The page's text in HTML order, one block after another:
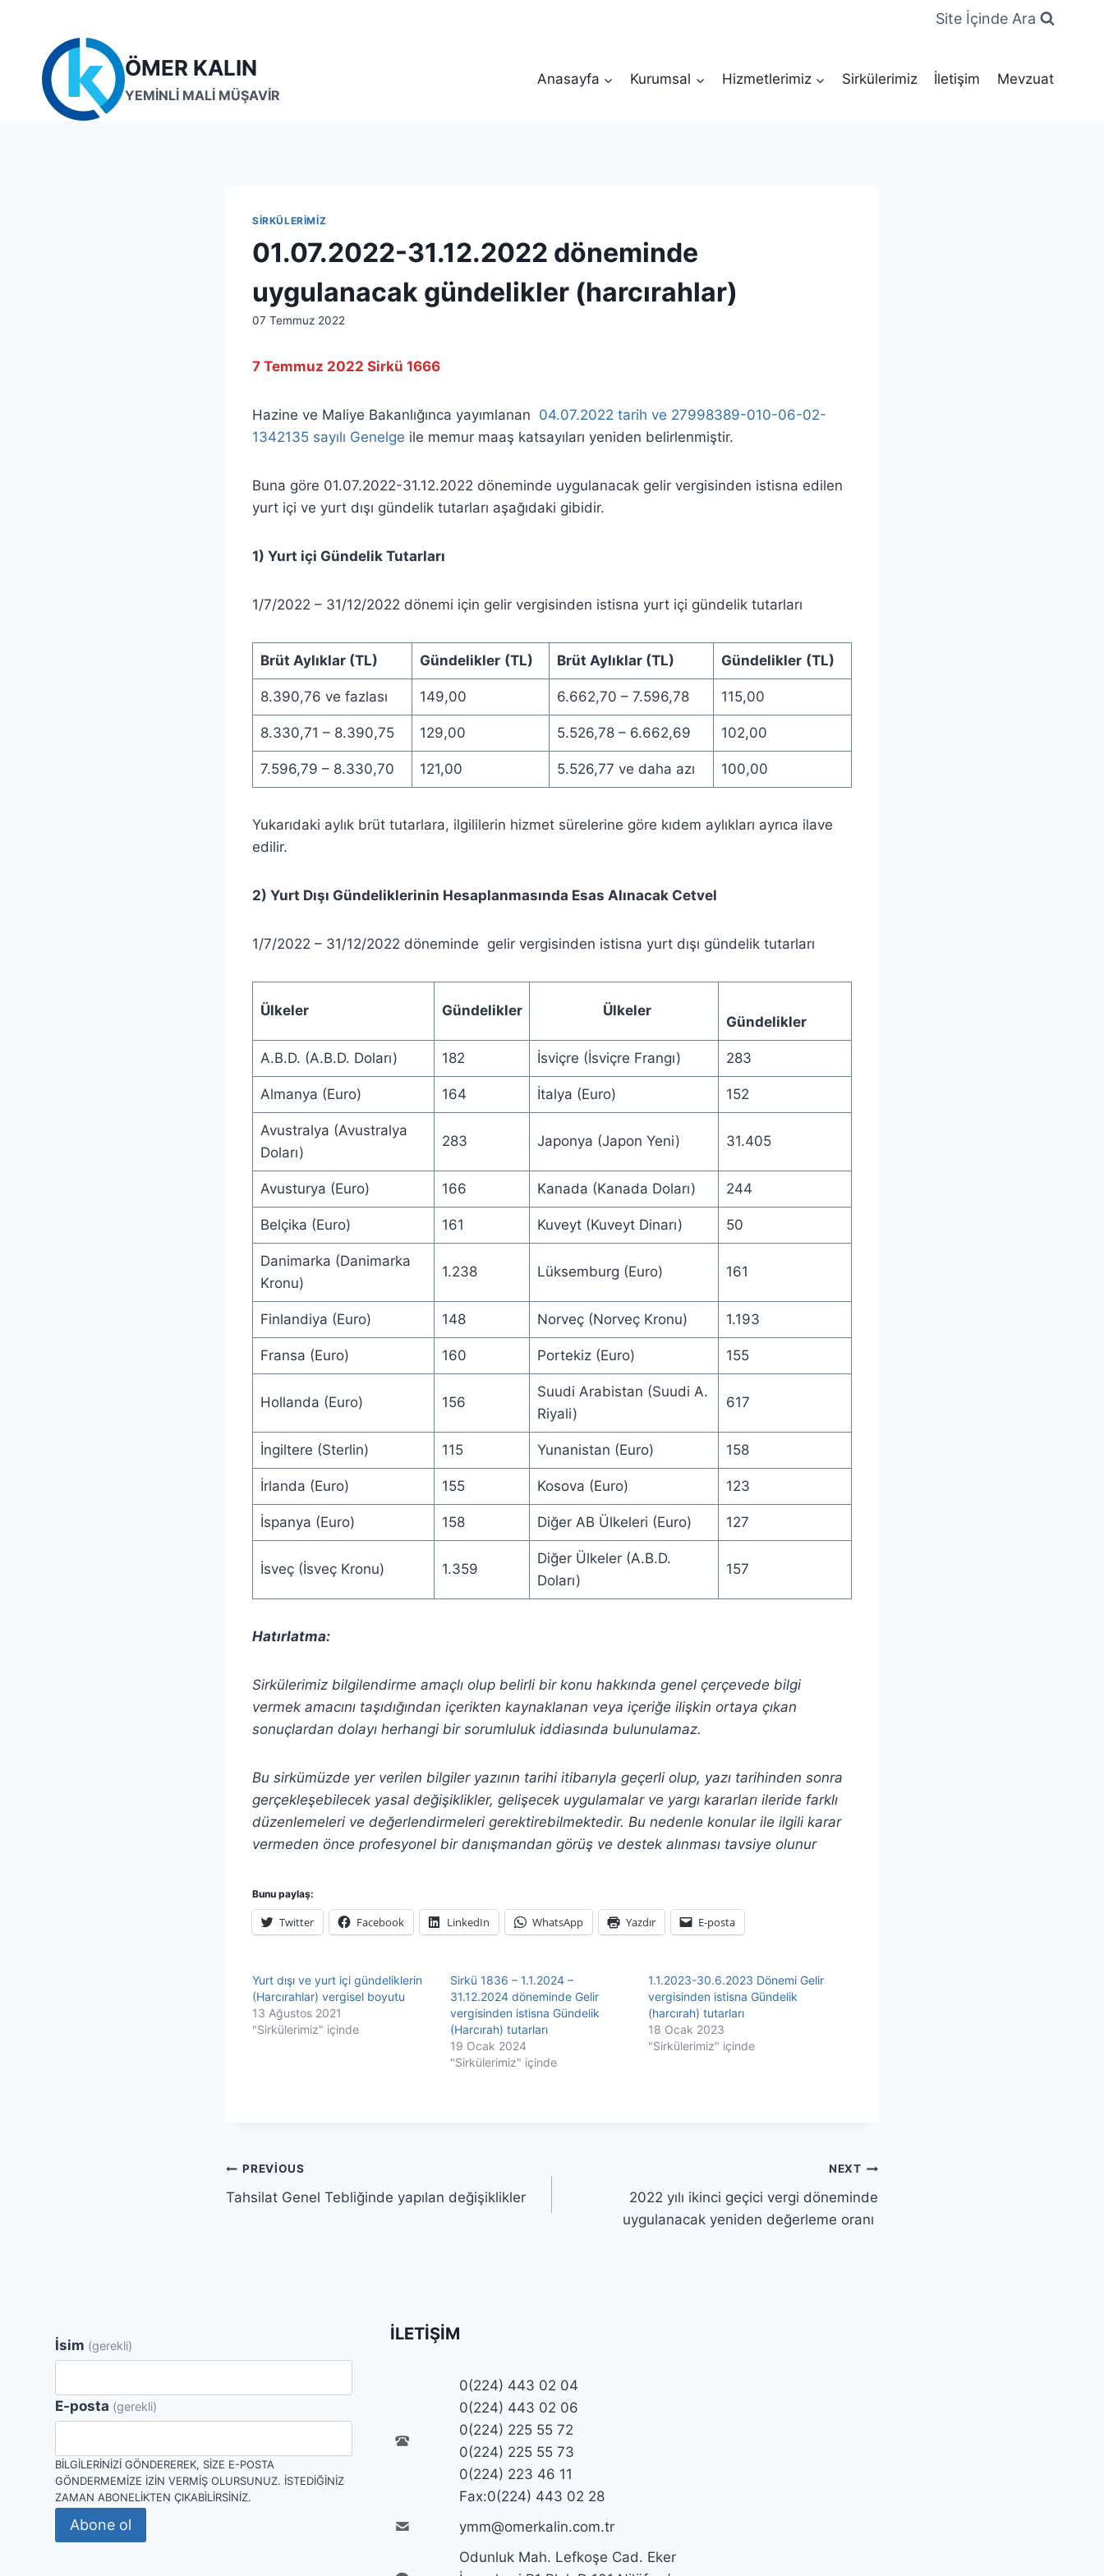
content
Site İçinde Ara
ÖMER KALIN
YEMİNLİ MALİ MÜŞAVİR
Anasayfa Kurumsal Hizmetlerimiz Sirkülerimiz İletişim Mevzuat
SIRKÜLERIMIZ
01.07.2022-31.12.2022 döneminde
uygulanacak gündelikler (harcırahlar)
By
07 Temmuz 2022
7 Temmuz 2022 Sirkü 1666
Hazine ve Maliye Bakanlığınca yayımlanan 04.07.2022 tarih ve 27998389-010-06-02-
1342135 sayılı Genelge ile memur maaş katsayıları yeniden belirlenmiştir.
Buna göre 01.07.2022-31.12.2022 döneminde uygulanacak gelir vergisinden istisna edilen
yurt içi ve yurt dışı gündelik tutarları aşağıdaki gibidir.
1) Yurt içi Gündelik Tutarları
1/7/2022 – 31/12/2022 dönemi için gelir vergisinden istisna yurt içi gündelik tutarları
Brüt Aylıklar (TL) Gündelikler (TL) Brüt Aylıklar (TL) Gündelikler (TL)
8.390,76 ve fazlası 149,00 6.662,70 – 7.596,78 115,00
8.330,71 – 8.390,75 129,00 5.526,78 – 6.662,69 102,00
7.596,79 – 8.330,70 121,00 5.526,77 ve daha azı 100,00
Yukarıdaki aylık brüt tutarlara, ilgililerin hizmet sürelerine göre kıdem aylıkları ayrıca ilave
edilir.
2) Yurt Dışı Gündeliklerinin Hesaplanmasında Esas Alınacak Cetvel
1/7/2022 – 31/12/2022 döneminde gelir vergisinden istisna yurt dışı gündelik tutarları
Ülkeler Gündelikler Ülkeler
Gündelikler
A.B.D. (A.B.D. Doları) 182 İsviçre (İsviçre Frangı) 283
Almanya (Euro) 164 İtalya (Euro) 152
Avustralya (Avustralya
Doları)
283 Japonya (Japon Yeni) 31.405
Avusturya (Euro) 166 Kanada (Kanada Doları) 244
Belçika (Euro) 161 Kuveyt (Kuveyt Dinarı) 50
Danimarka (Danimarka
Kronu)
1.238 Lüksemburg (Euro) 161
Finlandiya (Euro) 148 Norveç (Norveç Kronu) 1.193
Fransa (Euro) 160 Portekiz (Euro) 155
Hollanda (Euro) 156
Suudi Arabistan (Suudi A.
Riyali)
617
İngiltere (Sterlin) 115 Yunanistan (Euro) 158
İrlanda (Euro) 155 Kosova (Euro) 123
İspanya (Euro) 158 Diğer AB Ülkeleri (Euro) 127
İsveç (İsveç Kronu) 1.359
Diğer Ülkeler (A.B.D.
Doları)
157
Hatırlatma:
Sirkülerimiz bilgilendirme amaçlı olup belirli bir konu hakkında genel çerçevede bilgi
vermek amacını taşıdığından içerikten kaynaklanan veya içeriğe ilişkin ortaya çıkan
sonuçlardan dolayı herhangi bir sorumluluk iddiasında bulunulamaz.
Bu sirkümüzde yer verilen bilgiler yazının tarihi itibarıyla geçerli olup, yazı tarihinden sonra
gerçekleşebilecek yasal değişiklikler, gelişecek uygulamalar ve yargı kararları ileride farklı
düzenlemeleri ve değerlendirmeleri gerektirebilmektedir. Bu nedenle konular ile ilgili karar
vermeden önce profesyonel bir danışmandan görüş ve destek alınması tavsiye olunur
Bunu paylaş:
Twitter Facebook LinkedIn WhatsApp Yazdır E-posta
Yurt dışı ve yurt içi gündeliklerin
(Harcırahlar) vergisel boyutu
13 Ağustos 2021
"Sirkülerimiz" içinde
Sirkü 1836 – 1.1.2024 –
31.12.2024 döneminde Gelir
vergisinden istisna Gündelik
(Harcırah) tutarları
19 Ocak 2024
"Sirkülerimiz" içinde
1.1.2023-30.6.2023 Dönemi Gelir
vergisinden istisna Gündelik
(harcırah) tutarları
18 Ocak 2023
"Sirkülerimiz" içinde
Yazı
gezinmesi
PREVIOUS
Tahsilat Genel Tebliğinde yapılan değişiklikler
NEXT
2022 yılı ikinci geçici vergi döneminde
uygulanacak yeniden değerleme oranı
İsim (gerekli)
E-posta (gerekli)
BILGILERINIZI GÖNDEREREK, SIZE E-POSTA
GÖNDERMEMIZE IZIN VERMIŞ OLURSUNUZ. İSTEDIĞINIZ
ZAMAN ABONELIKTEN ÇIKABILIRSINIZ.
Abone ol
İLETIŞIM
0(224) 443 02 04
0(224) 443 02 06
0(224) 225 55 72
0(224) 225 55 73
0(224) 223 46 11
Fax:0(224) 443 02 28
ymm@omerkalin.com.tr
Odunluk Mah. Lefkoşe Cad. Eker